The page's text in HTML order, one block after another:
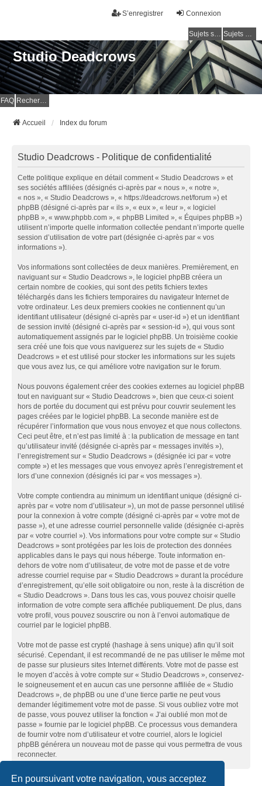
En poursuivant votre navigation, vous acceptez
Connexion
S’enregistrer
Sujets sans réponse Sujets actifs
Studio Deadcrows
FAQ Rechercher
Accueil Index du forum
Studio Deadcrows - Politique de confidentialité
Cette politique explique en détail comment « Studio Deadcrows » et
ses sociétés affiliées (désignés ci-après par « nous », « notre »,
« nos », « Studio Deadcrows », « https://deadcrows.net/forum ») et
phpBB (désigné ci-après par « ils », « eux », « leur », « logiciel
phpBB », « www.phpbb.com », « phpBB Limited », « Équipes phpBB »)
utilisent n’importe quelle information collectée pendant n’importe quelle
session d’utilisation de votre part (désignée ci-après par « vos
informations »).
Vos informations sont collectées de deux manières. Premièrement, en
naviguant sur « Studio Deadcrows », le logiciel phpBB créera un
certain nombre de cookies, qui sont des petits fichiers textes
téléchargés dans les fichiers temporaires du navigateur Internet de
votre ordinateur. Les deux premiers cookies ne contiennent qu’un
identifiant utilisateur (désigné ci-après par « user-id ») et un identifiant
de session invité (désigné ci-après par « session-id »), qui vous sont
automatiquement assignés par le logiciel phpBB. Un troisième cookie
sera créé une fois que vous naviguerez sur les sujets de « Studio
Deadcrows » et est utilisé pour stocker les informations sur les sujets
que vous avez lus, ce qui améliore votre navigation sur le forum.
Nous pouvons également créer des cookies externes au logiciel phpBB
tout en naviguant sur « Studio Deadcrows », bien que ceux-ci soient
hors de portée du document qui est prévu pour couvrir seulement les
pages créées par le logiciel phpBB. La seconde manière est de
récupérer l’information que vous nous envoyez et que nous collectons.
Ceci peut être, et n’est pas limité à : la publication de message en tant
qu’utilisateur invité (désignée ci-après par « messages invités »),
l’enregistrement sur « Studio Deadcrows » (désignée ici par « votre
compte ») et les messages que vous envoyez après l’enregistrement et
lors d’une connexion (désignés ici par « vos messages »).
Votre compte contiendra au minimum un identifiant unique (désigné ci-
après par « votre nom d’utilisateur »), un mot de passe personnel utilisé
pour la connexion à votre compte (désigné ci-après par « votre mot de
passe »), et une adresse courriel personnelle valide (désignée ci-après
par « votre courriel »). Vos informations pour votre compte sur « Studio
Deadcrows » sont protégées par les lois de protection des données
applicables dans le pays qui nous héberge. Toute information en-
dehors de votre nom d’utilisateur, de votre mot de passe et de votre
adresse courriel requise par « Studio Deadcrows » durant la procédure
d’enregistrement, qu’elle soit obligatoire ou non, reste à la discrétion de
« Studio Deadcrows ». Dans tous les cas, vous pouvez choisir quelle
information de votre compte sera affichée publiquement. De plus, dans
votre profil, vous pouvez souscrire ou non à l’envoi automatique de
courriel par le logiciel phpBB.
Votre mot de passe est crypté (hashage à sens unique) afin qu’il soit
sécurisé. Cependant, il est recommandé de ne pas utiliser le même mot
de passe sur plusieurs sites Internet différents. Votre mot de passe est
le moyen d’accès à votre compte sur « Studio Deadcrows », conservez-
le soigneusement et en aucun cas une personne affiliée de « Studio
Deadcrows », de phpBB ou une d’une tierce partie ne peut vous
demander légitimement votre mot de passe. Si vous oubliez votre mot
de passe, vous pouvez utiliser la fonction « J’ai oublié mon mot de
passe » fournie par le logiciel phpBB. Ce processus vous demandera
de fournir votre nom d’utilisateur et votre courriel, alors le logiciel
phpBB générera un nouveau mot de passe qui vous permettra de vous
reconnecter.